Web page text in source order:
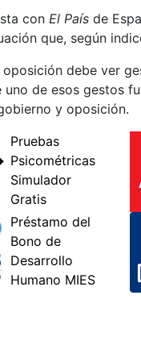
con El País de
que, según
debe ver
uno de esos gestos
y oposición.